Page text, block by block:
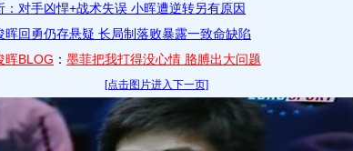
：对手凶悍+战术失误 小晖遭逆转另有原因
晖回勇仍存悬疑 长局制落败暴露一致命缺陷
晖BLOG ： 墨菲把我打得没心情 胳膊出大问题
[点击图片进入下一页]